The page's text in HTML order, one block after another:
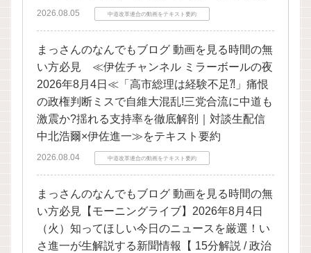
2026.08.05 中道改革連合の動画をテキスト要約
まっさんのなんでもブログ 動画を見る時間の無
い方必見 ≪伊佐チャンネル ミラーボールの夜
2026年8月4日≪「高市総理は経験不足⁈」痛恨
の政権判断ミスで自維大混乱!三党合流に中道も
激震か?揺れる支持率を徹底解剖｜対談生配信
中北浩爾×伊佐進一≫をテキスト要約
2026.08.04 中道改革連合の動画をテキスト要約
まっさんのなんでもブログ 動画を見る時間の無
い方必見【モーニングライブ】2026年8月4日
（火）知ってほしい今日のニュースを厳選！い
さ進一が生解説する新聞情報【 15分解説 / 政治